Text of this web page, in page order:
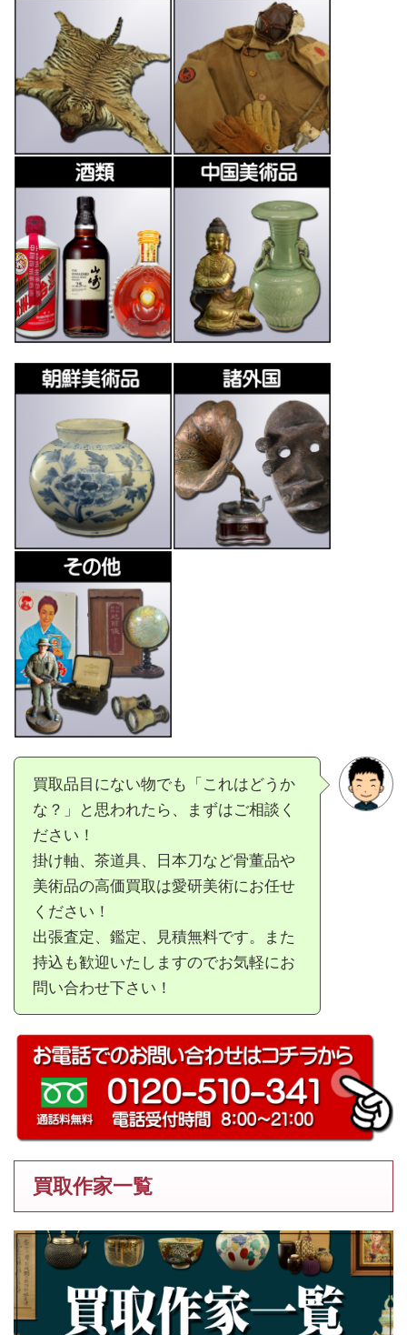
買取品目にない物でも「これはどうか
な？」と思われたら、まずはご相談く
ださい！
掛け軸、茶道具、日本刀など骨董品や
美術品の高価買取は愛研美術にお任せ
ください！
出張査定、鑑定、見積無料です。また
持込も歓迎いたしますのでお気軽にお
問い合わせ下さい！
買取作家一覧